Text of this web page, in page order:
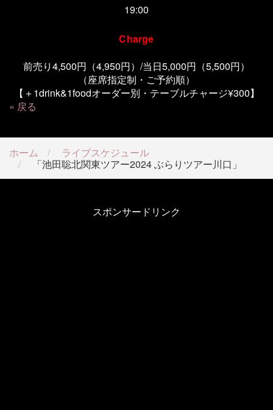
19:00
Charge
前売り4,500円（4,950円）/当日5,000円（5,500円）
（座席指定制・ご予約順）
【＋1drink&1foodオーダー別・テーブルチャージ¥300】
戻る
ホーム
ライブスケジュール
「池田聡北関東ツアー2024 ぶらりツアー川口」
スポンサードリンク